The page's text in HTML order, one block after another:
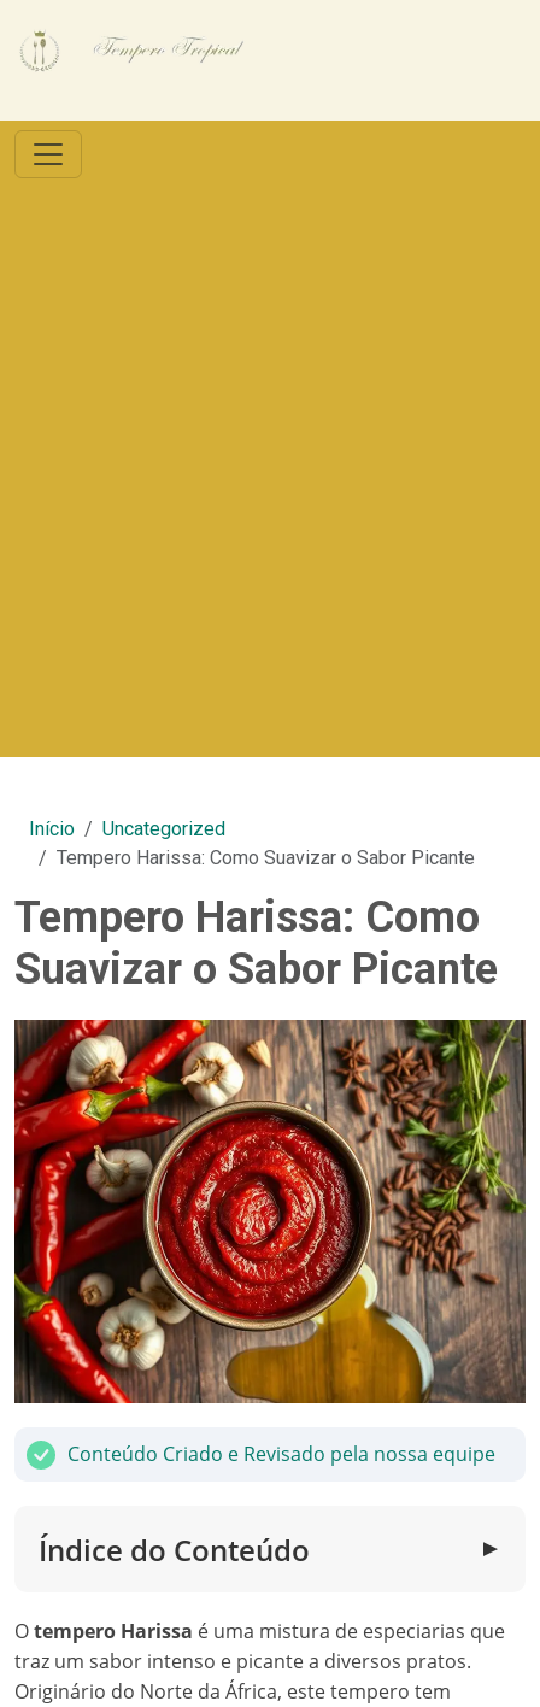
Início
Uncategorized
Tempero Harissa: Como Suavizar o Sabor Picante
Tempero Harissa: Como
Suavizar o Sabor Picante
Conteúdo Criado e Revisado pela nossa equipe
Índice do Conteúdo ▼
Otempero Harissa é uma mistura de especiarias que
traz um sabor intenso e picante a diversos pratos.
Originário do Norte da África, este tempero tem